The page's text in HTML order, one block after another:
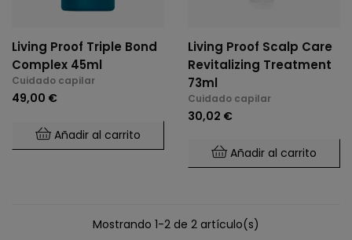
Living Proof Triple Bond
Complex 45ml
Cuidado capilar
49,00 €
Añadir al carrito
Living Proof Scalp Care
Revitalizing Treatment
73ml
Cuidado capilar
30,02 €
Añadir al carrito
Mostrando 1-2 de 2 artículo(s)